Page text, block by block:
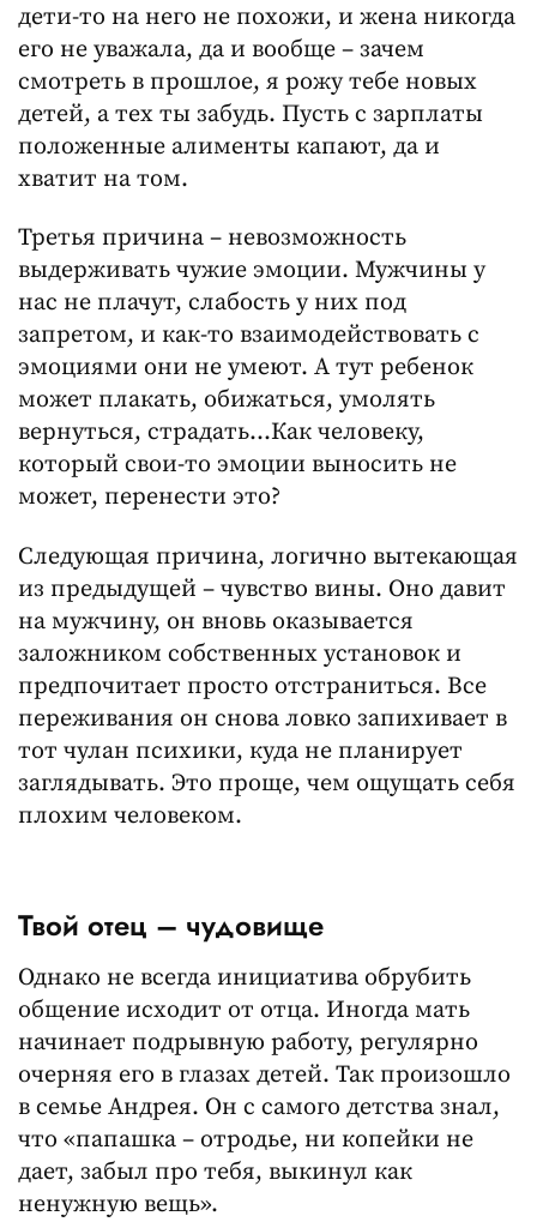
дети-то на него не похожи, и жена никогда
его не уважала, да и вообще – зачем
смотреть в прошлое, я рожу тебе новых
детей, а тех ты забудь. Пусть с зарплаты
положенные алименты капают, да и
хватит на том.
Третья причина – невозможность
выдерживать чужие эмоции. Мужчины у
нас не плачут, слабость у них под
запретом, и как-то взаимодействовать с
эмоциями они не умеют. А тут ребенок
может плакать, обижаться, умолять
вернуться, страдать…Как человеку,
который свои-то эмоции выносить не
может, перенести это?
Следующая причина, логично вытекающая
из предыдущей – чувство вины. Оно давит
на мужчину, он вновь оказывается
заложником собственных установок и
предпочитает просто отстраниться. Все
переживания он снова ловко запихивает в
тот чулан психики, куда не планирует
заглядывать. Это проще, чем ощущать себя
плохим человеком.
Твой отец – чудовище
Однако не всегда инициатива обрубить
общение исходит от отца. Иногда мать
начинает подрывную работу, регулярно
очерняя его в глазах детей. Так произошло
в семье Андрея. Он с самого детства знал,
что «папашка – отродье, ни копейки не
дает, забыл про тебя, выкинул как
ненужную вещь».